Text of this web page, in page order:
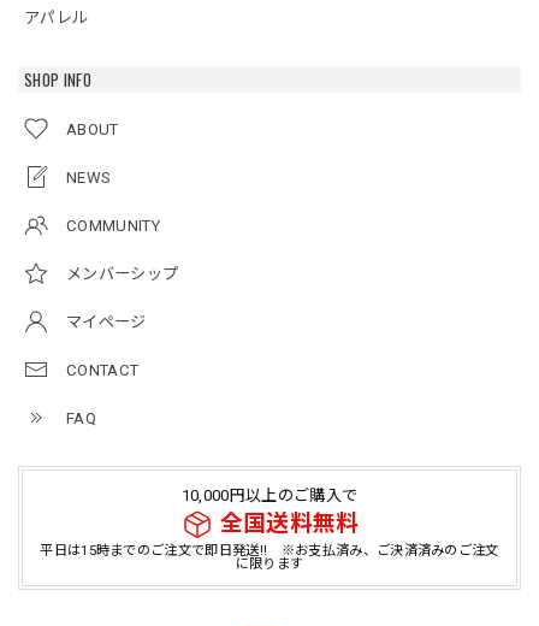
アパレル
SHOP INFO
ABOUT
NEWS
COMMUNITY
メンバーシップ
マイページ
CONTACT
FAQ
10,000円以上のご購入で
全国送料無料
平日は15時までのご注文で即日発送!! ※お支払済み、ご決済済みのご注文
に限ります